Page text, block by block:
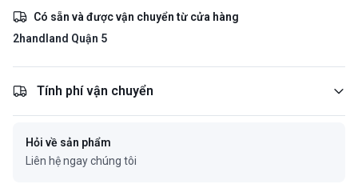
Có sẵn và được vận chuyển từ cửa hàng
2handland Quận 5
Tính phí vận chuyển
Hỏi về sản phẩm
Liên hệ ngay chúng tôi